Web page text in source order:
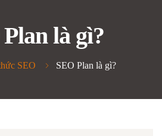
là gì?
SEO SEO Plan là gì?